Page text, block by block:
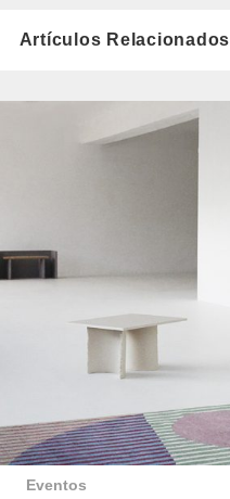
Artículos Relacionados
Eventos